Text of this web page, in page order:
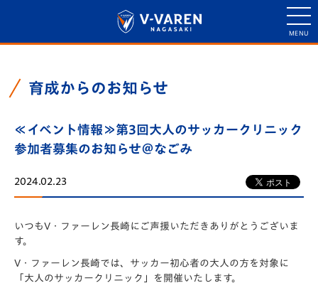
育成からのお知らせ
≪イベント情報≫第3回大人のサッカークリニック
参加者募集のお知らせ＠なごみ
2024.02.23
いつもV・ファーレン長崎にご声援いただきありがとうございま
す。
V・ファーレン長崎では、サッカー初心者の大人の方を対象に
「大人のサッカークリニック」を開催いたします。